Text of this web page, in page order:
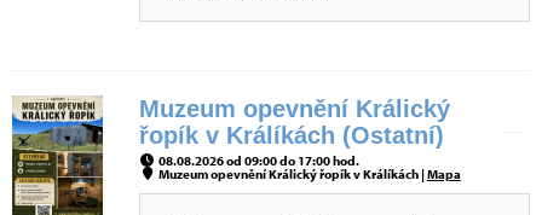
Muzeum opevnění Králický
řopík v Králíkách (Ostatní)
08.08.2026 od 09:00 do 17:00 hod.
Muzeum opevnění Králický řopík v Králíkách |Mapa